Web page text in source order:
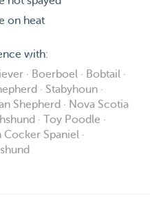
on heat
with:
· Boerboel · Bobtail ·
· Stabyhoun ·
Shepherd · Nova Scotia
· Toy Poodle ·
Cocker Spaniel ·